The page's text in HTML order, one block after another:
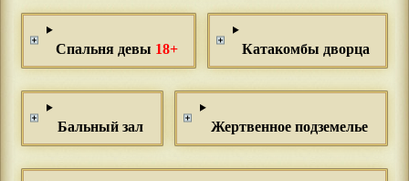
Спальня девы 18+ Катакомбы дворца
Бальный зал Жертвенное подземелье